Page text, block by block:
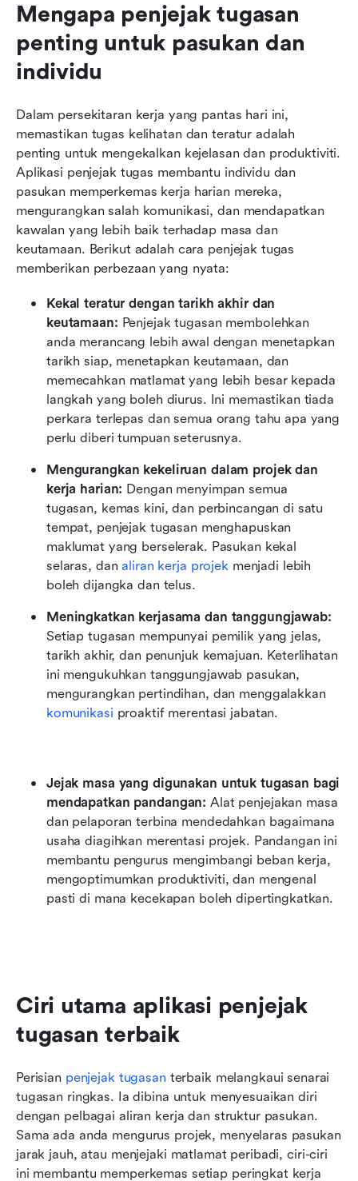
Mengapa penjejak tugasan
penting untuk pasukan dan
individu
Dalam persekitaran kerja yang pantas hari ini,
memastikan tugas kelihatan dan teratur adalah
penting untuk mengekalkan kejelasan dan produktiviti.
Aplikasi penjejak tugas membantu individu dan
pasukan memperkemas kerja harian mereka,
mengurangkan salah komunikasi, dan mendapatkan
kawalan yang lebih baik terhadap masa dan
keutamaan. Berikut adalah cara penjejak tugas
memberikan perbezaan yang nyata:
Kekal teratur dengan tarikh akhir dan
keutamaan: Penjejak tugasan membolehkan
anda merancang lebih awal dengan menetapkan
tarikh siap, menetapkan keutamaan, dan
memecahkan matlamat yang lebih besar kepada
langkah yang boleh diurus. Ini memastikan tiada
perkara terlepas dan semua orang tahu apa yang
perlu diberi tumpuan seterusnya.
Mengurangkan kekeliruan dalam projek dan
kerja harian: Dengan menyimpan semua
tugasan, kemas kini, dan perbincangan di satu
tempat, penjejak tugasan menghapuskan
maklumat yang berselerak. Pasukan kekal
selaras, dan aliran kerja projek menjadi lebih
boleh dijangka dan telus.
Setiap tugasan mempunyai pemilik yang jelas,
tarikh akhir, dan penunjuk kemajuan. Keterlihatan
ini mengukuhkan tanggungjawab pasukan,
komunikasi proaktif merentasi jabatan.
Jejak masa yang digunakan untuk tugasan bagi
mendapatkan pandangan: Alat penjejakan masa
dan pelaporan terbina mendedahkan bagaimana
usaha diagihkan merentasi projek. Pandangan ini
membantu pengurus mengimbangi beban kerja,
mengoptimumkan produktiviti, dan mengenal
pasti di mana kecekapan boleh dipertingkatkan.
Ciri utama aplikasi penjejak
tugasan terbaik
Perisian penjejak tugasan terbaik melangkaui senarai
tugasan ringkas. Ia dibina untuk menyesuaikan diri
dengan pelbagai aliran kerja dan struktur pasukan.
Sama ada anda mengurus projek, menyelaras pasukan
jarak jauh, atau menjejaki matlamat peribadi, ciri-ciri
ini membantu memperkemas setiap peringkat kerja